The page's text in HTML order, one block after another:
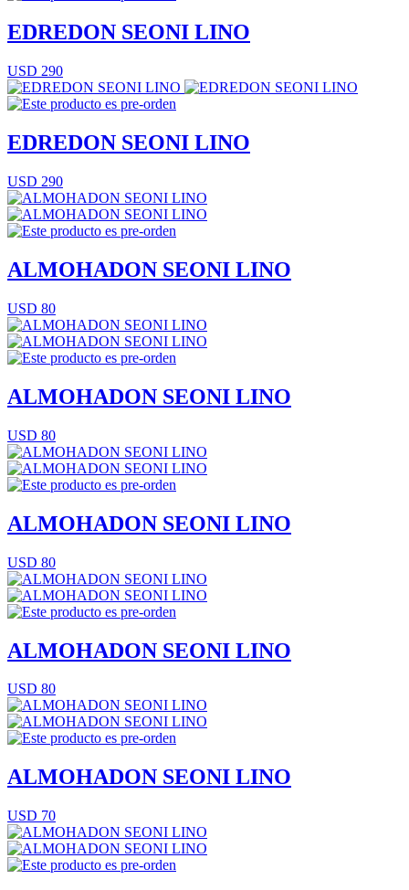
EDREDON SEONI LINO
USD 290
EDREDON SEONI LINO
USD 290
ALMOHADON SEONI LINO
USD 80
ALMOHADON SEONI LINO
USD 80
ALMOHADON SEONI LINO
USD 80
ALMOHADON SEONI LINO
USD 80
ALMOHADON SEONI LINO
USD 70